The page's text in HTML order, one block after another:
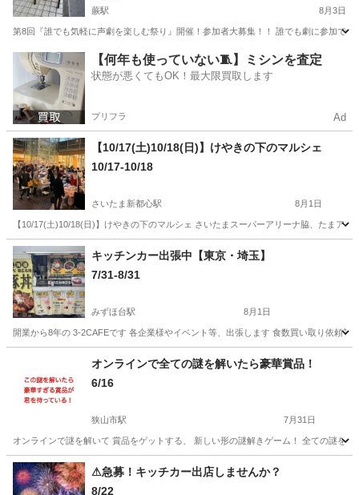
蕨駅 8月3日
第8回『誰でも気軽に声劇を楽しむ祭り』開催！参加者大募集！！ 誰でも劇に参加で
埼玉 蕨市 蕨駅 地域/お祭り オープンマイク
【何年も使っていない🧵】ミシンを査定
状態が悪くてもOK！最大限買取します
プリフラ Ad
【10/17(土)10/18(日)】けやきの下のマルシェ
10/17-10/18
さいたま新都心駅 8月1日
【10/17(土)10/18(日)】けやきの下のマルシェ さいたまスーパーアリーナ脇、たまア
埼玉 さいたま市 さいたま新都心駅 地域/お祭り
キッチンカー出張中【東京・埼玉】
7/31-8/31
みずほ台駅 8月1日
開業から8年の 3-2CAFEです 各企業様やイベント等、出張します 食数買い取り依頼
みずほ台駅 地域/お祭り キッチンカー
オンラインで全ての謎を解いたら豪華賞品！
6/16
狭山市駅 7月31日
オンラインで謎を解いて 賞品をゲットする、 新しい形の謎解きゲーム！ 全ての謎を
埼玉 狭山市 狭山市駅 地域/お祭り オンライン
⚠急募！キッチカー出店しませんか？
8/22